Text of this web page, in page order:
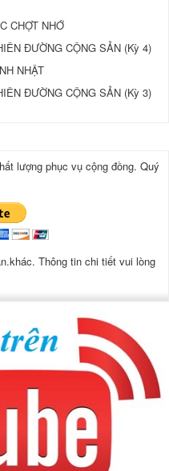
CHỢT NHỚ
ĐƯỜNG CỘNG SẢN (Kỳ 4)
NHẬT
ĐƯỜNG CỘNG SẢN (Kỳ 3)
lượng phục vụ cộng đồng. Quý
Thông tin chi tiết vui lòng